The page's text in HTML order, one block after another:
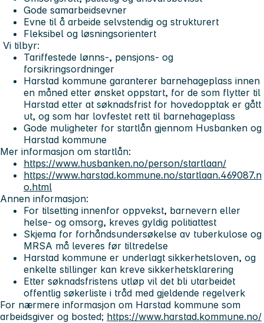
Gode samarbeidsevner
Evne til å arbeide selvstendig og strukturert
Fleksibel og løsningsorientert
Vi tilbyr:
Tariffestede lønns-, pensjons- og
forsikringsordninger
Harstad kommune garanterer barnehageplass innen
en måned etter ønsket oppstart, for de som flytter til
Harstad etter at søknadsfrist for hovedopptak er gått
ut, og som har lovfestet rett til barnehageplass
Gode muligheter for startlån gjennom Husbanken og
Harstad kommune
Mer informasjon om startlån:
https://www.husbanken.no/person/startlaan/
https://www.harstad.kommune.no/startlaan.469087.n
o.html
Annen informasjon:
For tilsetting innenfor oppvekst, barnevern eller
helse- og omsorg, kreves gyldig politiattest
Skjema for forhåndsundersøkelse av tuberkulose og
MRSA må leveres før tiltredelse
Harstad kommune er underlagt sikkerhetsloven, og
enkelte stillinger kan kreve sikkerhetsklarering
Etter søknadsfristens utløp vil det bli utarbeidet
offentlig søkerliste i tråd med gjeldende regelverk
For nærmere informasjon om Harstad kommune som
arbeidsgiver og bosted; https://www.harstad.kommune.no/